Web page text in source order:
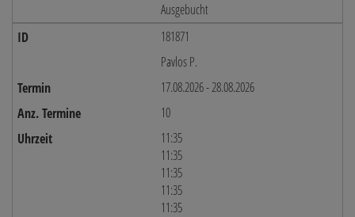
Ausgebucht
181871
Pavlos P.
17.08.2026 - 28.08.2026
10
11:35
11:35
11:35
11:35
11:35